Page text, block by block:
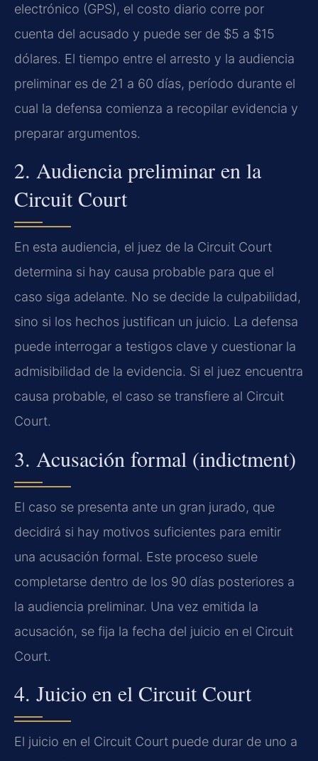
electrónico (GPS), el costo diario corre por
cuenta del acusado y puede ser de $5 a $15
dólares. El tiempo entre el arresto y la audiencia
preliminar es de 21 a 60 días, período durante el
cual la defensa comienza a recopilar evidencia y
preparar argumentos.
2. Audiencia preliminar en la
Circuit Court
En esta audiencia, el juez de la Circuit Court
determina si hay causa probable para que el
caso siga adelante. No se decide la culpabilidad,
sino si los hechos justifican un juicio. La defensa
puede interrogar a testigos clave y cuestionar la
admisibilidad de la evidencia. Si el juez encuentra
causa probable, el caso se transfiere al Circuit
Court.
3. Acusación formal (indictment)
El caso se presenta ante un gran jurado, que
decidirá si hay motivos suficientes para emitir
una acusación formal. Este proceso suele
completarse dentro de los 90 días posteriores a
la audiencia preliminar. Una vez emitida la
acusación, se fija la fecha del juicio en el Circuit
Court.
4. Juicio en el Circuit Court
El juicio en el Circuit Court puede durar de uno a